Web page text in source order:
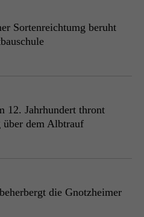
Sortenreichtumg beruht
12. Jahrhundert thront
über dem Albtrauf
die Gnotzheimer